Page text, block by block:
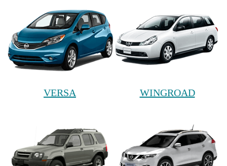
VERSA WINGROAD